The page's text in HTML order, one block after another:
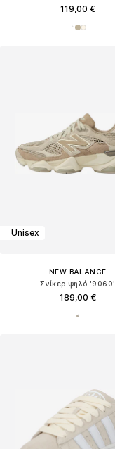
119,00 €
Unisex
NEW BALANCE
Σνίκερ ψηλό '9060'
189,00 €